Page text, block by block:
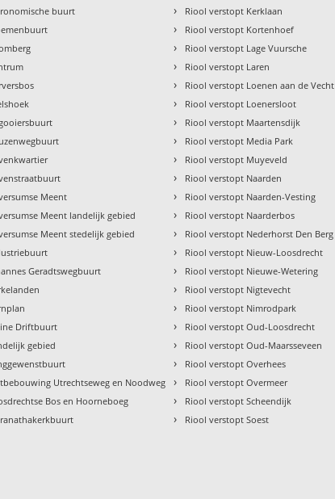
buurt
Meent
Meent landelijk gebied
Meent stedelijk gebied
Geradtswegbuurt
Driftbuurt
gebied
Utrechtseweg en Noodweg
Bos en Hoorneboeg
› Riool verstopt Kerklaan
› Riool verstopt Kortenhoef
› Riool verstopt Lage Vuursche
› Riool verstopt Laren
› Riool verstopt Loenen aan de Vecht
› Riool verstopt Loenersloot
› Riool verstopt Maartensdijk
› Riool verstopt Media Park
› Riool verstopt Muyeveld
› Riool verstopt Naarden
› Riool verstopt Naarden-Vesting
› Riool verstopt Naarderbos
› Riool verstopt Nederhorst Den Berg
› Riool verstopt Nieuw-Loosdrecht
› Riool verstopt Nieuwe-Wetering
› Riool verstopt Nigtevecht
› Riool verstopt Nimrodpark
› Riool verstopt Oud-Loosdrecht
› Riool verstopt Oud-Maarsseveen
› Riool verstopt Overhees
› Riool verstopt Overmeer
› Riool verstopt Scheendijk
› Riool verstopt Soest